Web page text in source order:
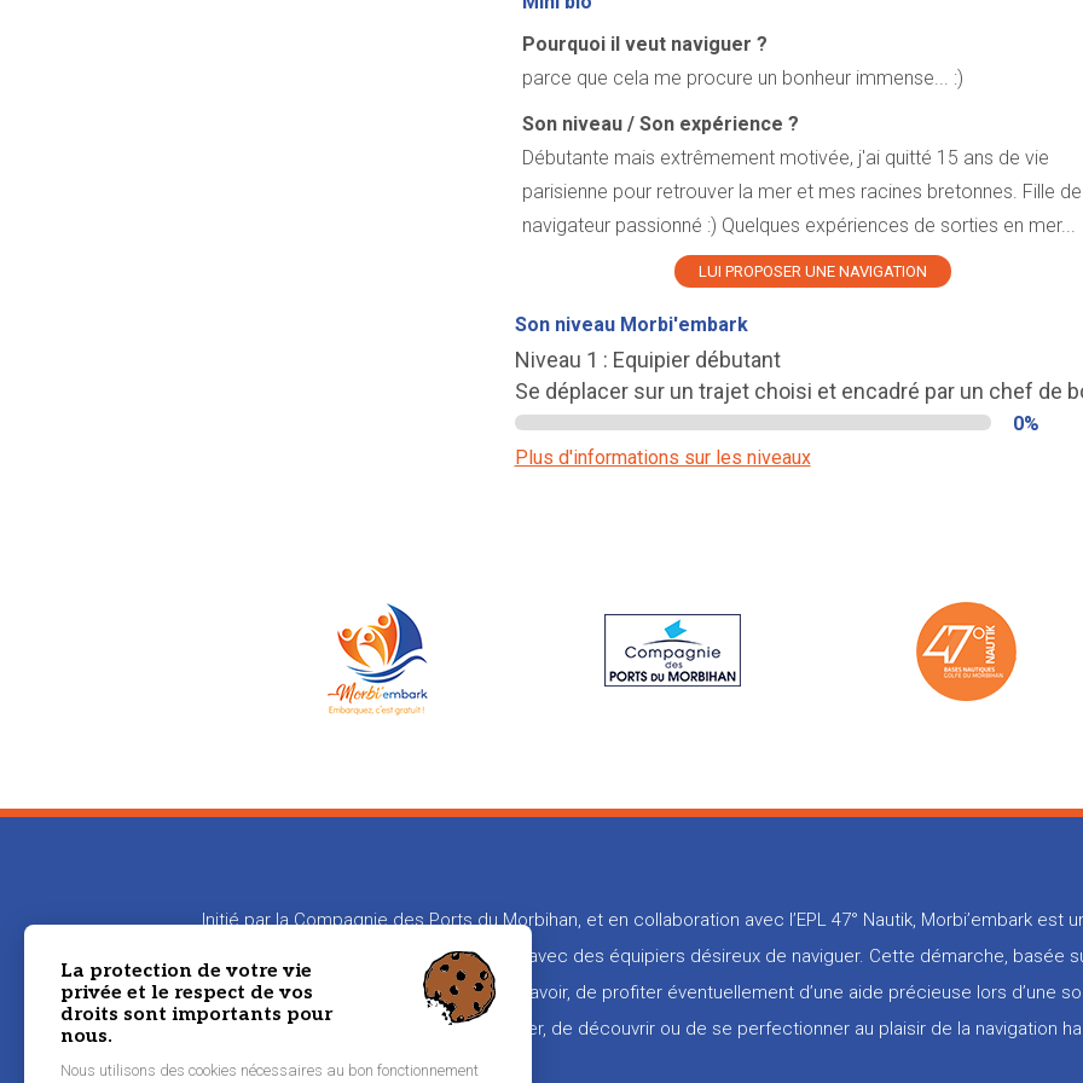
Pourquoi il veut naviguer ?
parce que cela me procure un bonheur immense... :)
Son niveau / Son expérience ?
Débutante mais extrêmement motivée, j'ai quitté 15 ans de vie
parisienne pour retrouver la mer et mes racines bretonnes. Fille de
navigateur passionné :) Quelques expériences de sorties en mer...
LUI PROPOSER UNE NAVIGATION
Son niveau Morbi'embark
Niveau 1 : Equipier débutant
Se déplacer sur un trajet choisi et encadré par un chef de
0%
Plus d'informations sur les niveaux
Initié par la Compagnie des Ports du Morbihan, et en collaboration avec l’EPL 47° Nautik, Morbi’embark
en relation les propriétaires de bateaux avec des équipiers désireux de naviguer. Cette démarche, basée
aux propriétaires de transmettre leur savoir, de profiter éventuellement d’une aide précieuse lors d’une
naviguer, de découvrir ou de se perfectionner au plaisir de la navigation
La protection de votre vie
privée et le respect de vos
droits sont importants pour
nous.
Nous utilisons des cookies nécessaires au bon fonctionnement